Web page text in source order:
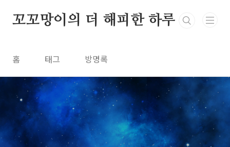
꼬꼬망이의 더 해피한 하루
홈 태그 방명록